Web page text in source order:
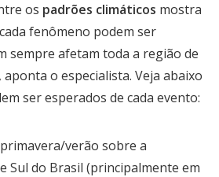
os padrões climáticos mostra
fenômeno podem ser
sempre afetam toda a região de
o especialista. Veja abaixo
ser esperados de cada evento:
verão sobre a
Sul do Brasil (principalmente em